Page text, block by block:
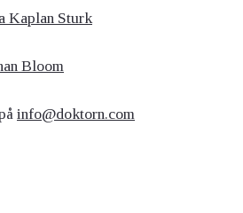
Kaplan Sturk
Bloom
info@doktorn.com